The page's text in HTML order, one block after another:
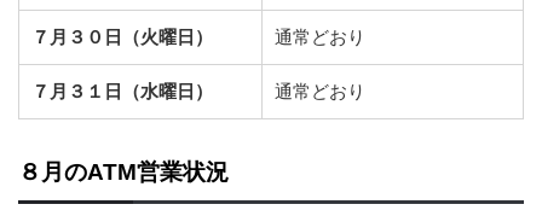
７月３０日（火曜日） 通常どおり
７月３１日（水曜日） 通常どおり
８月のATM営業状況